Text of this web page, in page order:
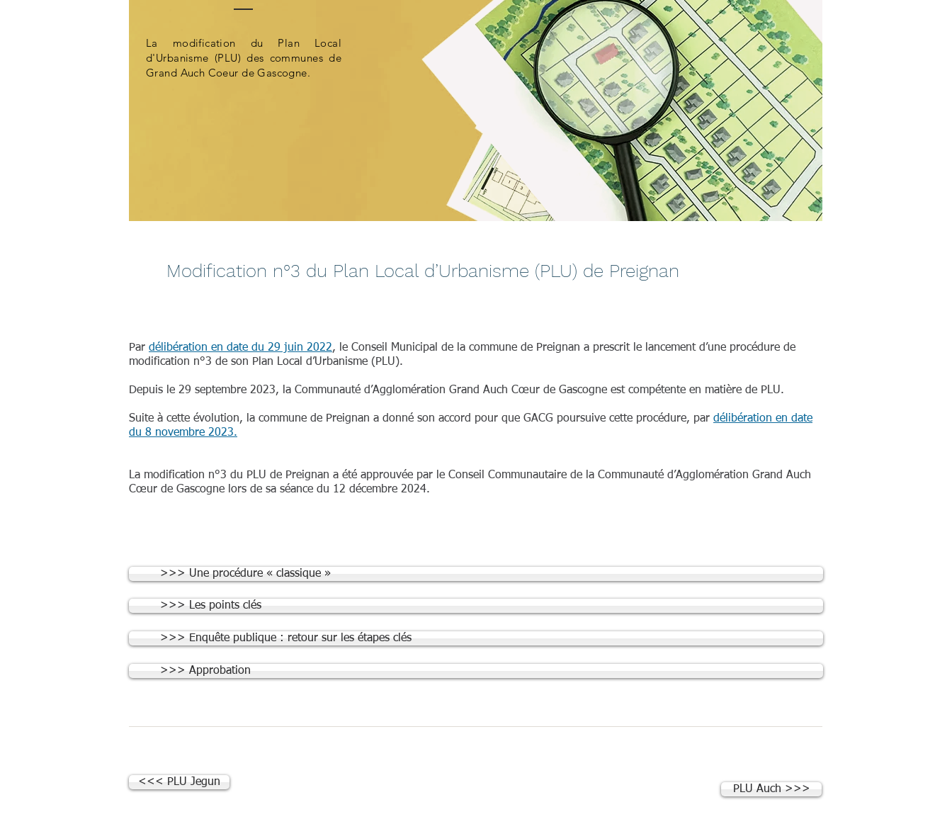
La modification du Plan Local
d'Urbanisme (PLU) des communes de
Grand Auch Coeur de Gascogne.
Modification n°3 du Plan Local d’Urbanisme (PLU) de Preignan
Par délibération en date du 29 juin 2022, le Conseil Municipal de la commune de Preignan a prescrit le lancement d’une procédure de
modification n°3 de son Plan Local d’Urbanisme (PLU).
Depuis le 29 septembre 2023, la Communauté d’Agglomération Grand Auch Cœur de Gascogne est compétente en matière de PLU.
Suite à cette évolution, la commune de Preignan a donné son accord pour que GACG poursuive cette procédure, par délibération en date
du 8 novembre 2023.
La modification n°3 du PLU de Preignan a été approuvée par le Conseil Communautaire de la Communauté d’Agglomération Grand Auch
Cœur de Gascogne lors de sa séance du 12 décembre 2024.
>>> Une procédure « classique »
>>> Les points clés
>>> Enquête publique : retour sur les étapes clés
>>> Approbation
PLU Auch >>>
<<< PLU Jegun